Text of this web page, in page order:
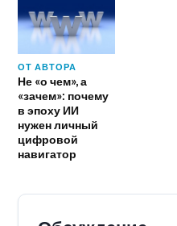
ОТ АВТОРА
Не «о чем», а
«зачем»: почему
в эпоху ИИ
нужен личный
цифровой
навигатор